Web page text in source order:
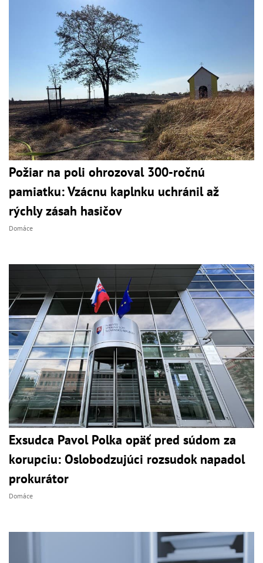
Požiar na poli ohrozoval 300-ročnú
pamiatku: Vzácnu kaplnku uchránil až
rýchly zásah hasičov
Domáce
Exsudca Pavol Polka opäť pred súdom za
korupciu: Oslobodzujúci rozsudok napadol
prokurátor
Domáce